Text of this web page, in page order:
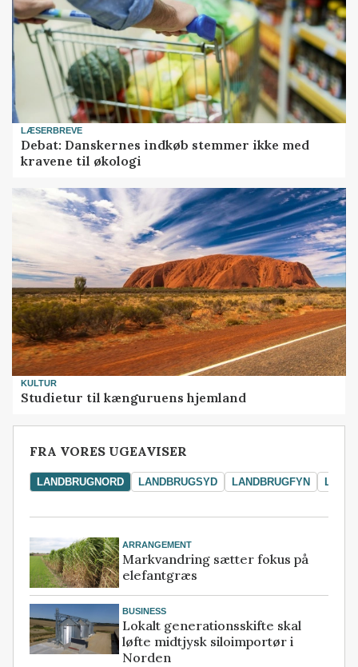
LÆSERBREVE
Debat: Danskernes indkøb stemmer ikke med
kravene til økologi
KULTUR
Studietur til kænguruens hjemland
FRA VORES UGEAVISER
LANDBRUGNORD LANDBRUGSYD LANDBRUGFYN
ARRANGEMENT
Markvandring sætter fokus på
elefantgræs
BUSINESS
Lokalt generationsskifte skal
løfte midtjysk siloimportør i
Norden